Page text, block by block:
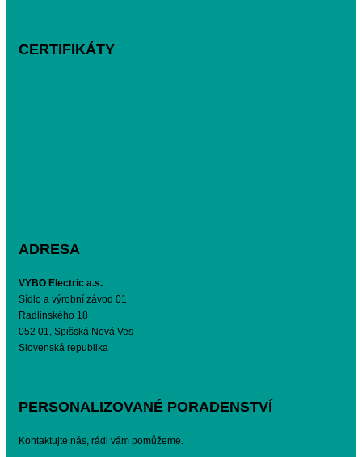
CERTIFIKÁTY
ADRESA
VYBO Electric a.s.
Sídlo a výrobní závod 01
Radlinského 18
052 01, Spišská Nová Ves
Slovenská republika
PERSONALIZOVANÉ PORADENSTVÍ
Kontaktujte nás, rádi vám pomůžeme.